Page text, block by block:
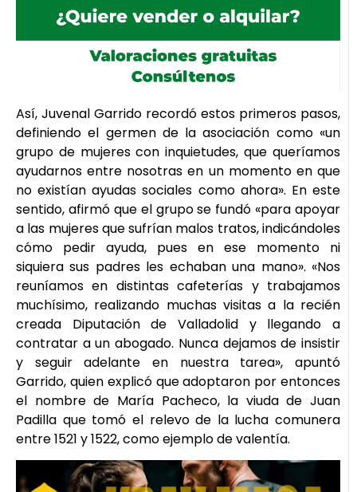
Así, Juvenal Garrido recordó estos primeros pasos,
definiendo el germen de la asociación como «un
grupo de mujeres con inquietudes, que queríamos
ayudarnos entre nosotras en un momento en que
no existían ayudas sociales como ahora». En este
sentido, afirmó que el grupo se fundó «para apoyar
a las mujeres que sufrían malos tratos, indicándoles
cómo pedir ayuda, pues en ese momento ni
siquiera sus padres les echaban una mano». «Nos
reuníamos en distintas cafeterías y trabajamos
muchísimo, realizando muchas visitas a la recién
creada Diputación de Valladolid y llegando a
contratar a un abogado. Nunca dejamos de insistir
y seguir adelante en nuestra tarea», apuntó
Garrido, quien explicó que adoptaron por entonces
el nombre de María Pacheco, la viuda de Juan
Padilla que tomó el relevo de la lucha comunera
entre 1521 y 1522, como ejemplo de valentía.